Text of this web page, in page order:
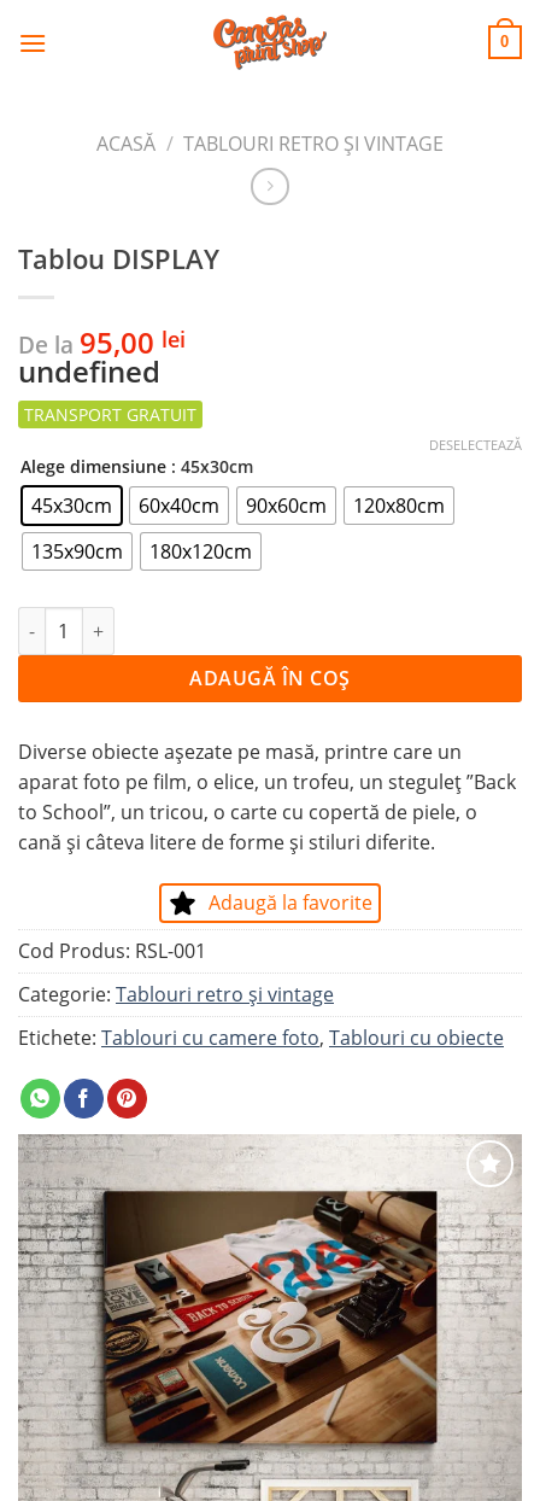
CANVAS
PRINT SHOP 0
ACASĂ / TABLOURI RETRO ȘI VINTAGE
Adaugă
la
favorite
Tablou DISPLAY
De la 95,00 lei
undefined
Alege dimensiune : 45x30cm
45x30cm 60x40cm 90x60cm
120x80cm
135x90cm
180x120cm
DESELECTEAZĂ
Cantitate Tablou DISPLAY
ADAUGĂ ÎN COȘ
Diverse obiecte așezate pe masă, printre care un
aparat foto pe film, o elice, un trofeu, un steguleț ”Back
to School”, un tricou, o carte cu copertă de piele, o
cană și câteva litere de forme și stiluri diferite.
Adaugă la favorite
Cod Produs: RSL-001
Categorie: Tablouri retro și vintage
Etichete: Tablouri cu camere foto, Tablouri cu obiecte